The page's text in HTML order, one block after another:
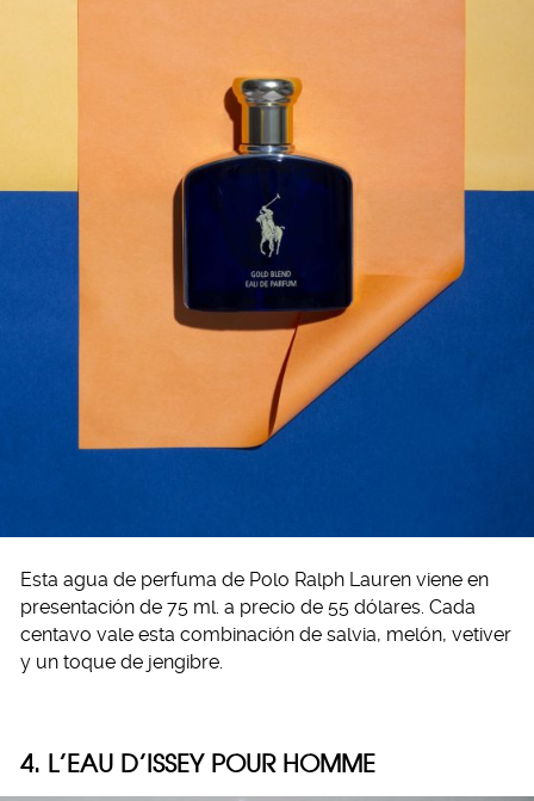
Esta agua de perfuma de Polo Ralph Lauren viene en
presentación de 75 ml. a precio de 55 dólares. Cada
centavo vale esta combinación de salvia, melón, vetiver
y un toque de jengibre.
4. L’EAU D’ISSEY POUR HOMME